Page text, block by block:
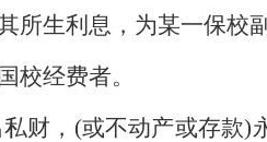
生利息，为某一保校副
校经费者。
财，(或不动产或存款)